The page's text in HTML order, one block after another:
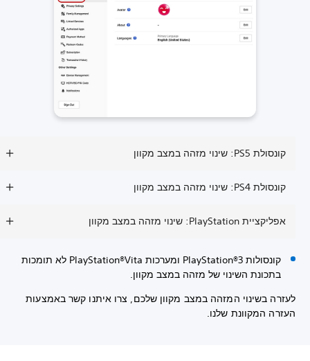
קונסולת PS5: שינוי מזהה במצב מקוון
קונסולת PS4: שינוי מזהה במצב מקוון
אפליקציית PlayStation: שינוי מזהה במצב מקוון
קונסולות PlayStation®3 ומערכות PlayStation®Vita לא תומכות
בתכונת השינוי של מזהה במצב מקוון.
לעזרה בשינוי המזהה במצב מקוון שלכם, צרו איתנו קשר באמצעות
העזרה המקוונת שלנו.